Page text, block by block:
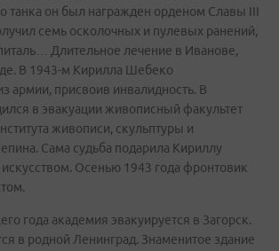
танка он был награжден орденом Славы III
семь осколочных и пулевых ранений,
Длительное лечение в Иванове,
В 1943-м Кирилла Шебеко
армии, присвоив инвалидность. В
в эвакуации живописный факультет
живописи, скульптуры и
Сама судьба подарила Кириллу
Осенью 1943 года фронтовик
года академия эвакуируется в Загорск.
в родной Ленинград. Знаменитое здание